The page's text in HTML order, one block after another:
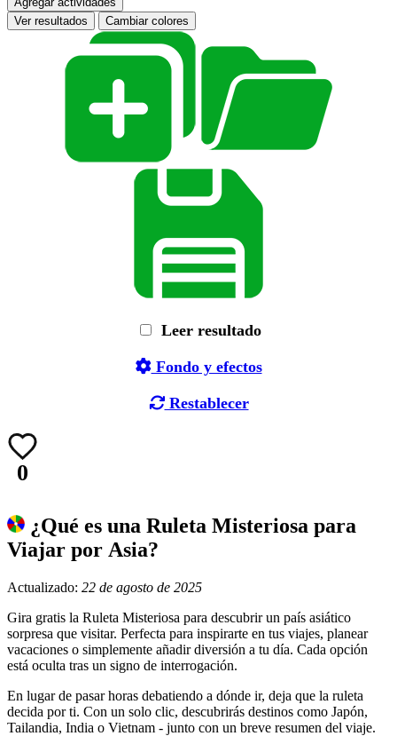
Ver resultados
Cambiar colores
Leer resultado
Fondo y efectos
Restablecer
0
¿Qué es una Ruleta Misteriosa para
Viajar por Asia?
Actualizado: 22 de agosto de 2025
Gira gratis la Ruleta Misteriosa para descubrir un país asiático
sorpresa que visitar. Perfecta para inspirarte en tus viajes, planear
vacaciones o simplemente añadir diversión a tu día. Cada opción
está oculta tras un signo de interrogación.
En lugar de pasar horas debatiendo a dónde ir, deja que la ruleta
decida por ti. Con un solo clic, descubrirás destinos como Japón,
Tailandia, India o Vietnam - junto con un breve resumen del viaje.